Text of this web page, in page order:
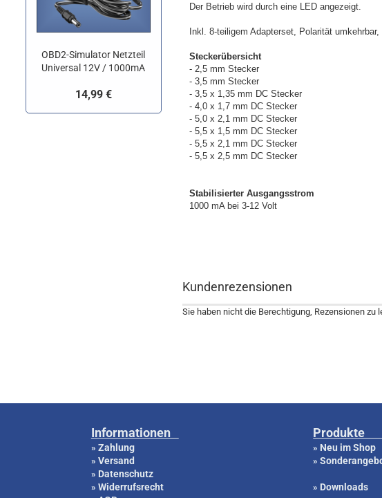
Der Betrieb wird durch eine LED angezeigt.
Inkl. 8-teiligem Adapterset, Polarität
Steckerübersicht
- 2,5 mm Stecker
- 3,5 mm Stecker
- 3,5 x 1,35 mm DC Stecker
- 4,0 x 1,7 mm DC Stecker
- 5,0 x 2,1 mm DC Stecker
- 5,5 x 1,5 mm DC Stecker
- 5,5 x 2,1 mm DC Stecker
- 5,5 x 2,5 mm DC Stecker
Stabilisierter Ausgangsstrom
1000 mA bei 3-12 Volt
Kundenrezensionen
Sie haben nicht die Berechtigung, Rezensionen zu
OBD2-Simulator Netzteil
Universal 12V / 1000mA
14,99 €
Informationen
» Zahlung
» Versand
» Datenschutz
» Widerrufsrecht
» Neu im Shop
»
» Downloads